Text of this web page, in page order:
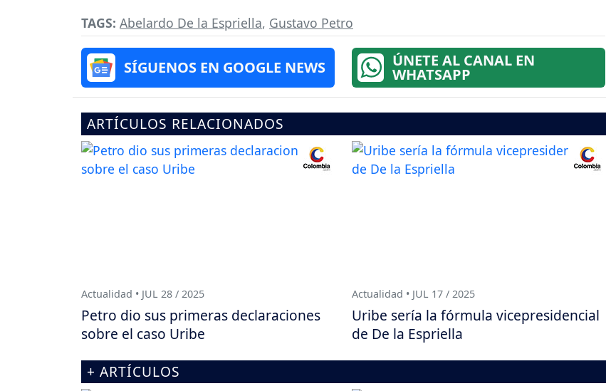
TAGS: Abelardo De la Espriella, Gustavo Petro
SÍGUENOS EN GOOGLE NEWS ÚNETE AL CANAL EN
WHATSAPP
ARTÍCULOS RELACIONADOS
Actualidad • JUL 28 / 2025
Petro dio sus primeras declaraciones
sobre el caso Uribe
Actualidad • JUL 17 / 2025
Uribe sería la fórmula vicepresidencial
de De la Espriella
+ ARTÍCULOS